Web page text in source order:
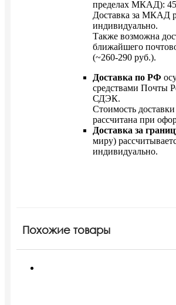
пределах МКАД):
Доставка за МКАД
индивидуально.
Также возможна
ближайшего
(~260-290 руб.).
Доставка по РФ
средствами Почты
СДЭК.
Стоимость доставки
рассчитана при
Доставка за
миру)
индивидуально.
Похожие товары